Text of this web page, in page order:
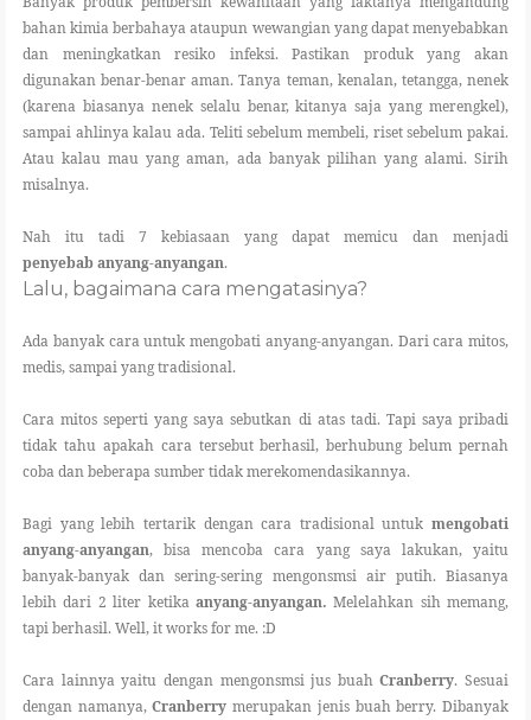
bahan kimia berbahaya ataupun wewangian yang dapat menyebabkan
dan meningkatkan resiko infeksi. Pastikan produk yang akan
digunakan benar-benar aman. Tanya teman, kenalan, tetangga, nenek
(karena biasanya nenek selalu benar, kitanya saja yang merengkel),
sampai ahlinya kalau ada. Teliti sebelum membeli, riset sebelum pakai.
Atau kalau mau yang aman, ada banyak pilihan yang alami. Sirih
misalnya.
Nah itu tadi 7 kebiasaan yang dapat memicu dan menjadi
penyebab anyang-anyangan.
Lalu, bagaimana cara mengatasinya?
Ada banyak cara untuk mengobati anyang-anyangan. Dari cara mitos,
medis, sampai yang tradisional.
Cara mitos seperti yang saya sebutkan di atas tadi. Tapi saya pribadi
tidak tahu apakah cara tersebut berhasil, berhubung belum pernah
coba dan beberapa sumber tidak merekomendasikannya.
Bagi yang lebih tertarik dengan cara tradisional untuk mengobati
anyang-anyangan, bisa mencoba cara yang saya lakukan, yaitu
banyak-banyak dan sering-sering mengonsmsi air putih. Biasanya
lebih dari 2 liter ketika anyang-anyangan. Melelahkan sih memang,
tapi berhasil. Well, it works for me. :D
Cara lainnya yaitu dengan mengonsmsi jus buahCranberry. Sesuai
dengan namanya,Cranberry merupakan jenis buah berry. Dibanyak